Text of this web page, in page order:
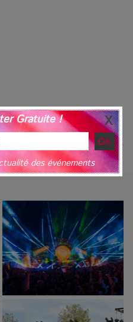
TOURISTIQUE POUR LES
SORTIE
Gratuite !
des événements